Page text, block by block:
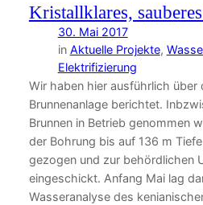
Kristallklares,
30. Mai 2017
in Aktuelle Projekte,
Elektrifizierung
Wir haben hier ausführlich über
Brunnenanlage berichtet.
Brunnen in Betrieb genommen
der Bohrung bis auf 136 m
gezogen und zur behördlichen
eingeschickt. Anfang Mai lag
Wasseranalyse des